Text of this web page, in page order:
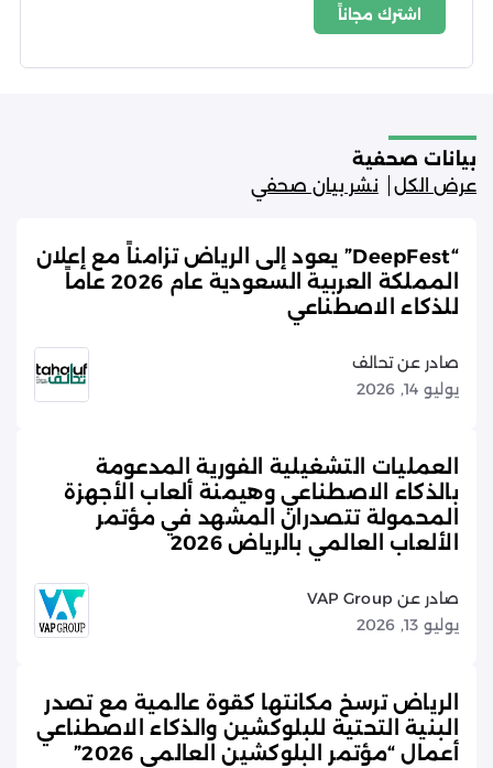
اشترك مجاناً
بيانات صحفية
عرض الكل
نشر بيان صحفي
“DeepFest” يعود إلى الرياض تزامناً مع إعلان
المملكة العربية السعودية عام 2026 عاماً
للذكاء الاصطناعي
صادر عن تحالف
يوليو 14, 2026
العمليات التشغيلية الفورية المدعومة
بالذكاء الاصطناعي وهيمنة ألعاب الأجهزة
المحمولة تتصدران المشهد في مؤتمر
الألعاب العالمي بالرياض 2026
صادر عن VAP Group
يوليو 13, 2026
الرياض ترسخ مكانتها كقوة عالمية مع تصدر
البنية التحتية للبلوكشين والذكاء الاصطناعي
أعمال “مؤتمر البلوكشين العالمي 2026”